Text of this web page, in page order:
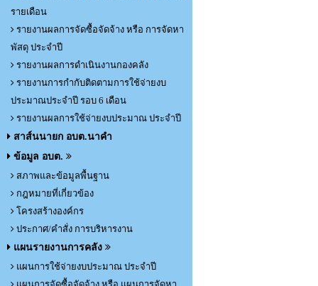
รายเดือน
รายงานผลการจัดซื้อจัดจ้าง หรือ การจัดหา
พัสดุ ประจำปี
รายงานผลการดำเนินงานกองคลัง
รายงานการกำกับติดตามการใช้จ่ายงบ
ประมาณประจำปี รอบ 6 เดือน
รายงานผลการใช้จ่ายงบประมาณ ประจำปี
สาส์นนายก อบต.นาคำ
ข้อมูล อบต.
สภาพและข้อมูลพื้นฐาน
กฎหมายที่เกี่ยวข้อง
โครงสร้างองค์กร
ประกาศ/คำสั่ง การบริหารงาน
แผนรายงานการคลัง
แผนการใช้จ่ายงบประมาณ ประจำปี